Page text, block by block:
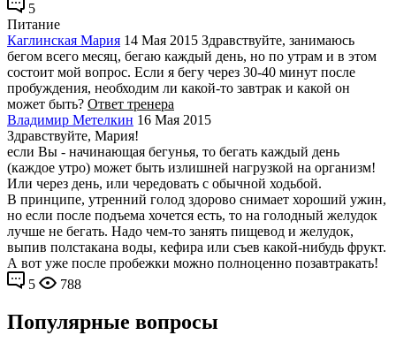
5
Питание
Каглинская Мария 14 Мая 2015 Здравствуйте, занимаюсь
бегом всего месяц, бегаю каждый день, но по утрам и в этом
состоит мой вопрос. Если я бегу через 30-40 минут после
пробуждения, необходим ли какой-то завтрак и какой он
может быть? Ответ тренера
Владимир Метелкин 16 Мая 2015
Здравствуйте, Мария!
если Вы - начинающая бегунья, то бегать каждый день
(каждое утро) может быть излишней нагрузкой на организм!
Или через день, или чередовать с обычной ходьбой.
В принципе, утренний голод здорово снимает хороший ужин,
но если после подъема хочется есть, то на голодный желудок
лучше не бегать. Надо чем-то занять пищевод и желудок,
выпив полстакана воды, кефира или съев какой-нибудь фрукт.
А вот уже после пробежки можно полноценно позавтракать!
5
788
Популярные вопросы